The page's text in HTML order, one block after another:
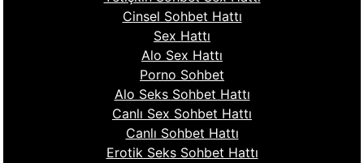
Cinsel Sohbet Hattı
Sex Hattı
Alo Sex Hattı
Porno Sohbet
Alo Seks Sohbet Hattı
Canlı Sex Sohbet Hattı
Canlı Sohbet Hattı
Erotik Seks Sohbet Hattı